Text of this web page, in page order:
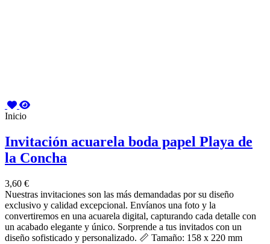
Inicio
Invitación acuarela boda papel Playa de
la Concha
3,60 €
Nuestras invitaciones son las más demandadas por su diseño
exclusivo y calidad excepcional. Envíanos una foto y la
convertiremos en una acuarela digital, capturando cada detalle con
un acabado elegante y único. Sorprende a tus invitados con un
diseño sofisticado y personalizado. 📏 Tamaño: 158 x 220 mm